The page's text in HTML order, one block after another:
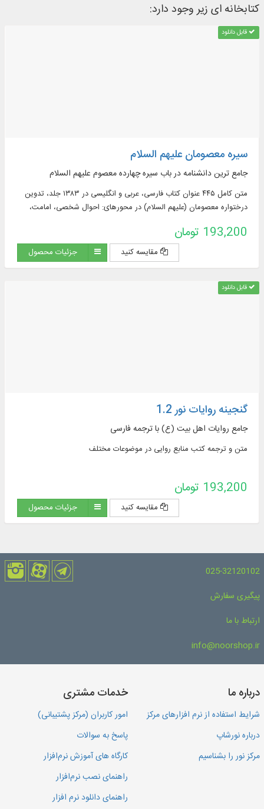
کتابخانه ای زیر وجود دارد:
قابل دانلود
سیره معصومان علیهم السلام
جامع ترین دانشنامه در باب سیره چهارده معصوم علیهم السلام
متن کامل ۴۴۵ عنوان کتاب فارسی، عربی و انگلیسی در ۱۳۸۳ جلد، تدوین
درختواره معصومان (علیهم السلام) در محورهای: احوال شخصی، امامت،
193,200 تومان
مقایسه کنید جزئیات محصول
قابل دانلود
گنجینه روایات نور 1.2
جامع روایات اهل بیت (ع) با ترجمه فارسی
متن و ترجمه کتب منابع روایی در موضوعات مختلف
193,200 تومان
مقایسه کنید جزئیات محصول
025-32120102
پیگیری سفارش
ارتباط با ما
info@noorshop.ir
درباره ما
شرایط استفاده از نرم افزارهای مرکز
درباره نورشاپ
مرکز نور را بشناسیم
خدمات مشتری
امور کاربران (مرکز پشتیبانی)
پاسخ به سوالات
کارگاه های آموزش نرم‌افزار
راهنمای نصب نرم‌افزار
راهنمای دانلود نرم افزار